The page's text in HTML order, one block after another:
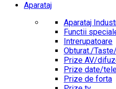
Aparataj
Aparataj
Functii
Intrerupatoare
Obturat./
Prize AV/
Prize date/
Prize de forta